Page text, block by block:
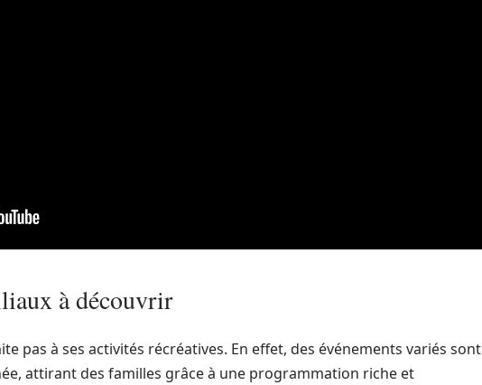
à découvrir
pas à ses activités récréatives. En effet, des événements variés sont
attirant des familles grâce à une programmation riche et